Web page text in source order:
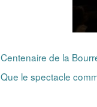
Centenaire de la
Que le spectacle